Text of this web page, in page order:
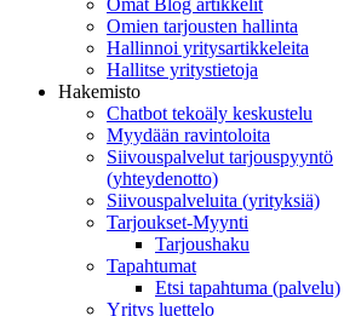
Omat Blog artikkelit
Omien tarjousten hallinta
Hallinnoi yritysartikkeleita
Hallitse yritystietoja
Hakemisto
Chatbot tekoäly keskustelu
Myydään ravintoloita
Siivouspalvelut tarjouspyyntö
(yhteydenotto)
Siivouspalveluita (yrityksiä)
Tarjoukset-Myynti
Tarjoushaku
Tapahtumat
Etsi tapahtuma (palvelu)
Yritys luettelo